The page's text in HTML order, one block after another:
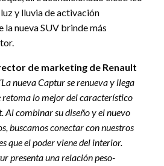
y lluvia de activación
la nueva SUV brinde más
de marketing de Renault
nueva Captur se renueva y llega
retoma lo mejor del característico
Al combinar su diseño y el nuevo
buscamos conectar con nuestros
que el poder viene del interior.
presenta una relación peso-